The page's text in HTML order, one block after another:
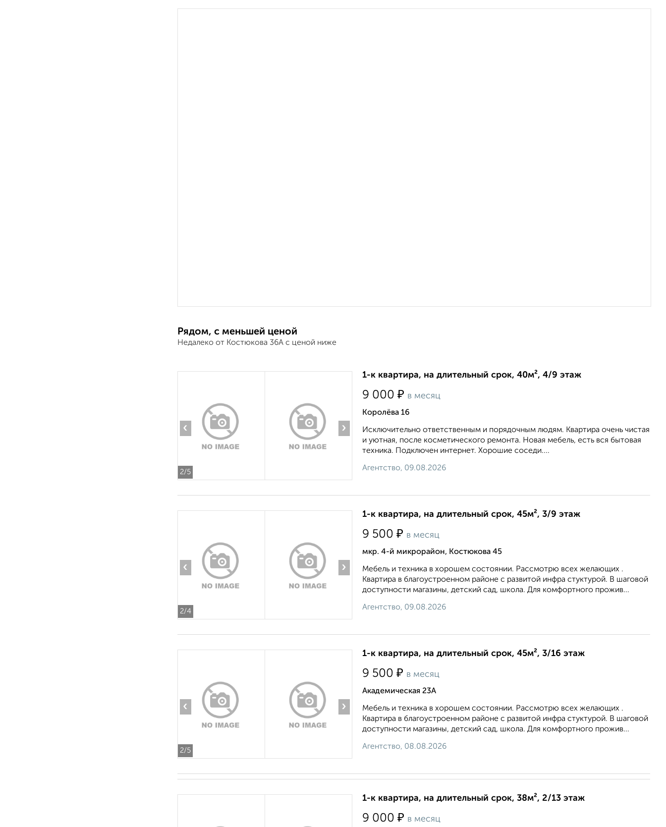
Рядом, с меньшей ценой
Недалеко от Костюкова 36А с ценой ниже
2/5
‹ ›
1-к квартира, на длительный срок, 40м², 4/9 этаж
9 000 ₽ в месяц
Королёва 16
Исключительно ответственным и порядочным людям. Квартира очень чистая
и уютная, после косметического ремонта. Новая мебель, есть вся бытовая
техника. Подключен интернет. Хорошие соседи....
Агентство, 09.08.2026
2/4
‹ ›
1-к квартира, на длительный срок, 45м², 3/9 этаж
9 500 ₽ в месяц
мкр. 4-й микрорайон, Костюкова 45
Мебель и техника в хорошем состоянии. Рассмотрю всех желающих .
Квартира в благоустроенном районе с развитой инфра стуктурой. В шаговой
доступности магазины, детский сад, школа. Для комфортного прожив...
Агентство, 09.08.2026
2/5
‹ ›
1-к квартира, на длительный срок, 45м², 3/16 этаж
9 500 ₽ в месяц
Академическая 23А
Мебель и техника в хорошем состоянии. Рассмотрю всех желающих .
Квартира в благоустроенном районе с развитой инфра стуктурой. В шаговой
доступности магазины, детский сад, школа. Для комфортного прожив...
Агентство, 08.08.2026
1-к квартира, на длительный срок, 38м², 2/13 этаж
9 000 ₽ в месяц